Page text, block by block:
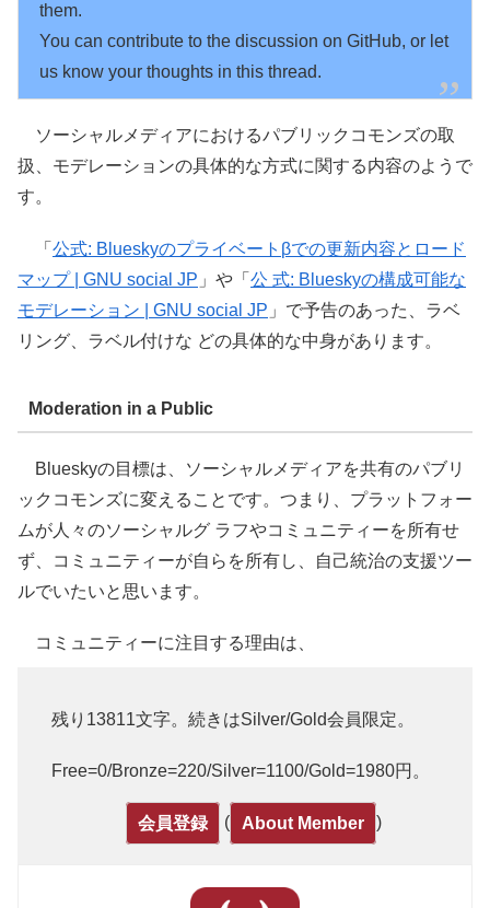
them.
You can contribute to the discussion on GitHub, or let
us know your thoughts in this thread.
ソーシャルメディアにおけるパブリックコモンズの取
扱、モデレーションの具体的な方式に関する内容のようで
す。
「 公式: Blueskyのプライベートβでの更新内容とロード
マップ | GNU social JP 」や「 公 式: Blueskyの構成可能な
モデレーション | GNU social JP 」で予告のあった、ラベ
リング、ラベル付けな どの具体的な中身があります。
Moderation in a Public
Blueskyの目標は、ソーシャルメディアを共有のパブリ
ックコモンズに変えることです。つまり、プラットフォー
ムが人々のソーシャルグ ラフやコミュニティーを所有せ
ず、コミュニティーが自らを所有し、自己統治の支援ツー
ルでいたいと思います。
コミュニティーに注目する理由は、
残り13811文字。続きはSilver/Gold会員限定。
Free=0/Bronze=220/Silver=1100/Gold=1980円。
会員登録 ( About Member )